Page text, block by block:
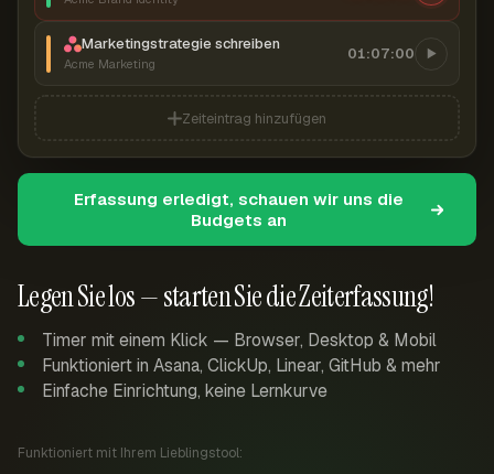
Legen Sie los — starten Sie die Zeiterfassung!
Timer mit einem Klick — Browser, Desktop & Mobil
Funktioniert in Asana, ClickUp, Linear, GitHub & mehr
Einfache Einrichtung, keine Lernkurve
Funktioniert mit Ihrem Lieblingstool:
Marketingstrategie schreiben
Acme Marketing
01:07:00
Zeiteintrag hinzufügen
Erfassung erledigt, schauen wir uns die
Budgets an